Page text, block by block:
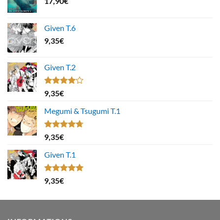
Given T.6
9,35€
Given T.2
Note
4.00
5
9,35€
Megumi & Tsugumi T.1
Note4.67
sur 5
9,35€
Given T.1
Note5.00
sur 5
9,35€